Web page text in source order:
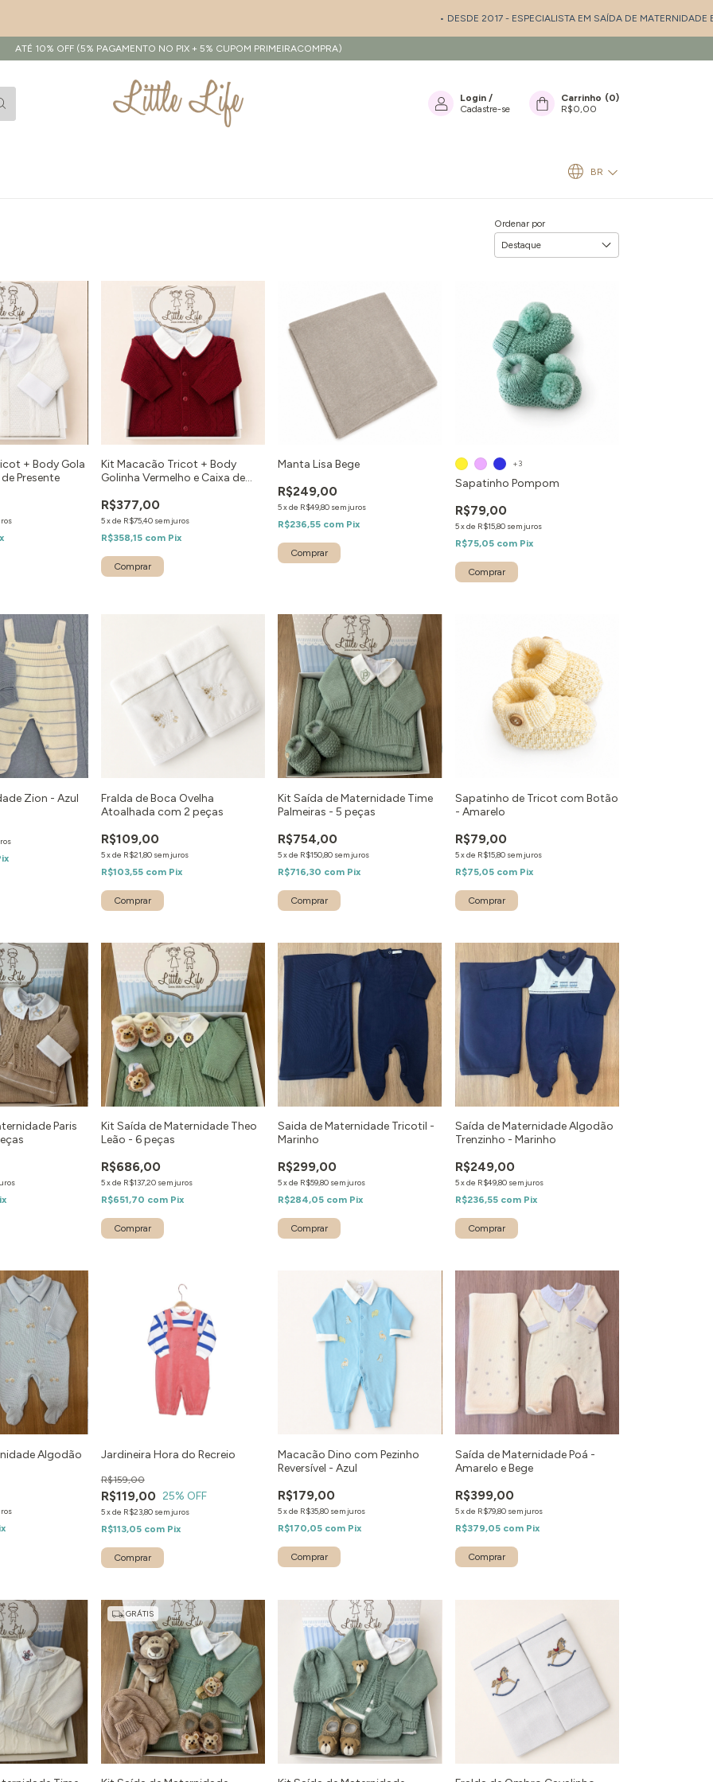
• DESDE 2017 - ESPECIALISTA EM SAÍDA DE MATERNIDADE E ENXOVAL •
ATÉ 10% OFF (5% PAGAMENTO NO PIX + 5% CUPOM PRIMEIRACOMPRA)
Login /
Cadastre-se
Carrinho (0)
R$0,00
BR
Ordenar por
+ Body Gola
Presente
Kit Macacão Tricot + Body
Golinha Vermelho e Caixa de
R$377,00
5xde R$75,40 sem juros
R$358,15 com Pix
Comprar
Manta Lisa Bege
R$249,00
5xde R$49,80 sem juros
R$236,55 com Pix
Sapatinho Pompom
R$79,00
5xde R$15,80 sem juros
R$75,05 com Pix
+3
Comprar
Zion - Azul
Fralda de Boca Ovelha
Atoalhada com 2 peças
R$109,00
5xde R$21,80 sem juros
R$103,55 com Pix
Kit Saída de Maternidade Time
Palmeiras - 5 peças
R$754,00
5xde R$150,80 sem juros
R$716,30 com Pix
Sapatinho de Tricot com Botão
- Amarelo
R$79,00
5xde R$15,80 sem juros
R$75,05 com Pix
Paris
Kit Saída de Maternidade Theo
Leão - 6 peças
R$686,00
5xde R$137,20 sem juros
R$651,70 com Pix
Comprar
Saida de Maternidade Tricotil -
Marinho
R$299,00
5xde R$59,80 sem juros
R$284,05 com Pix
Comprar
Saída de Maternidade Algodão
Trenzinho - Marinho
R$249,00
5xde R$49,80 sem juros
R$236,55 com Pix
Comprar
Algodão Jardineira Hora do Recreio
R$119,00
R$159,00
25% OFF
5xde R$23,80 sem juros
R$113,05 com Pix
Comprar
Macacão Dino com Pezinho
Reversível - Azul
R$179,00
5xde R$35,80 sem juros
R$170,05 com Pix
Comprar
Saída de Maternidade Poá -
Amarelo e Bege
R$399,00
5xde R$79,80 sem juros
R$379,05 com Pix
Comprar
GRÁTIS